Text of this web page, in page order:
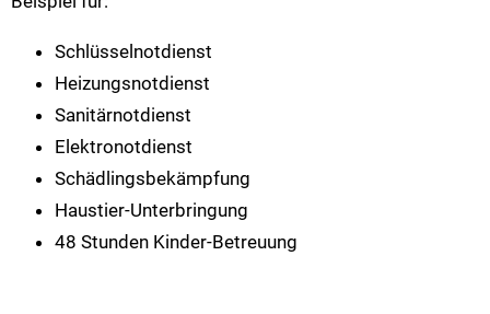
Schlüsselnotdienst
Heizungsnotdienst
Sanitärnotdienst
Elektronotdienst
Schädlingsbekämpfung
Haustier-Unterbringung
48 Stunden Kinder-Betreuung